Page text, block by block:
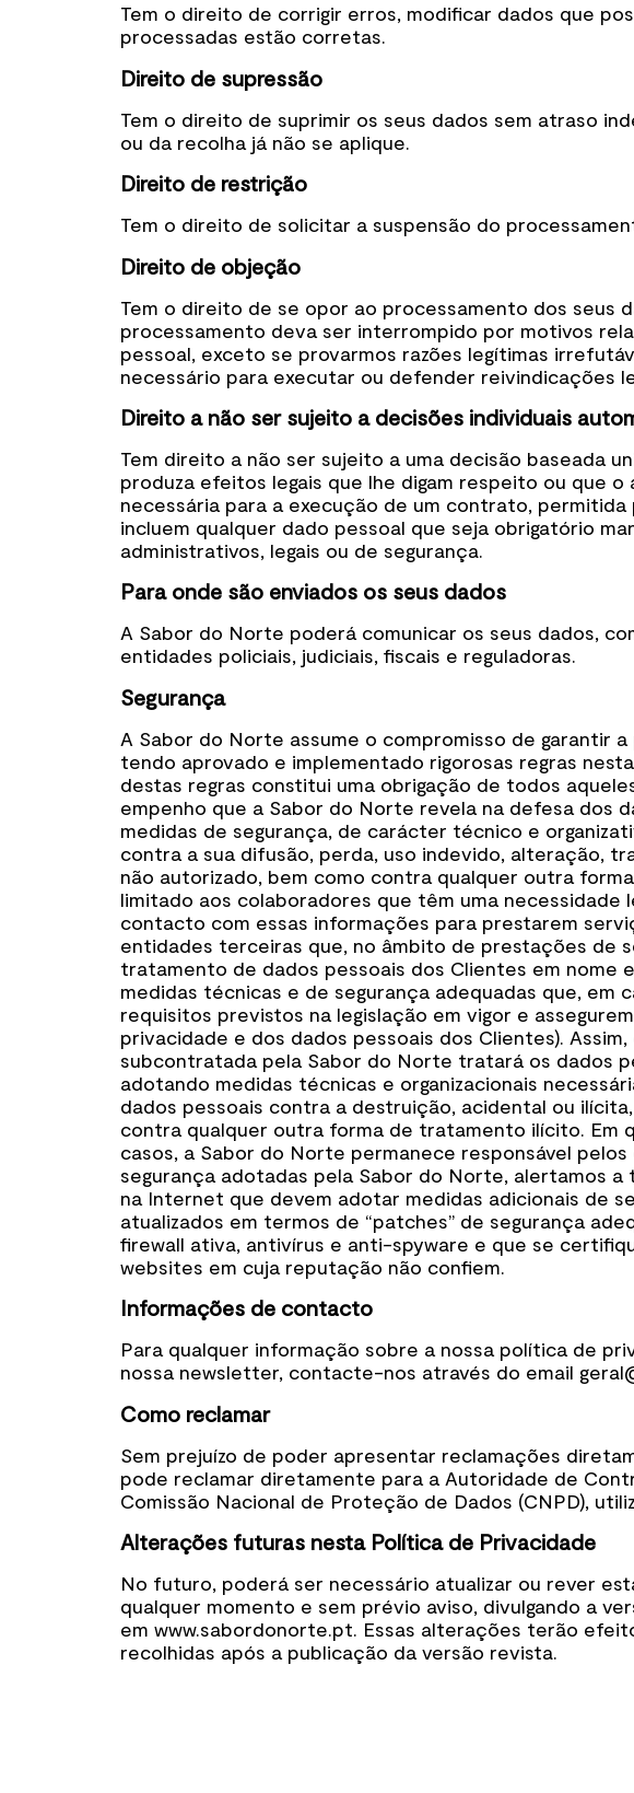
Tem o direito de corrigir erros, modificar dados que
processadas estão corretas.
Direito de supressão
Tem o direito de suprimir os seus dados sem atraso
ou da recolha já não se aplique.
Direito de restrição
Tem o direito de solicitar a suspensão do
Direito de objeção
Tem o direito de se opor ao processamento dos
processamento deva ser interrompido por motivos
pessoal, exceto se provarmos razões legítimas
necessário para executar ou defender reivindicações
Direito a não ser sujeito a decisões individuais
Tem direito a não ser sujeito a uma decisão baseada
produza efeitos legais que lhe digam respeito ou que
necessária para a execução de um contrato,
incluem qualquer dado pessoal que seja obrigatório
administrativos, legais ou de segurança.
Para onde são enviados os seus dados
A Sabor do Norte poderá comunicar os seus dados,
entidades policiais, judiciais, fiscais e reguladoras.
Segurança
A Sabor do Norte assume o compromisso de garantir
tendo aprovado e implementado rigorosas regras
destas regras constitui uma obrigação de todos
empenho que a Sabor do Norte revela na defesa dos
medidas de segurança, de carácter técnico e
contra a sua difusão, perda, uso indevido, alteração,
não autorizado, bem como contra qualquer outra
limitado aos colaboradores que têm uma necessidade
contacto com essas informações para prestarem
entidades terceiras que, no âmbito de prestações de
tratamento de dados pessoais dos Clientes em nome
medidas técnicas e de segurança adequadas que, em
requisitos previstos na legislação em vigor e
privacidade e dos dados pessoais dos Clientes).
subcontratada pela Sabor do Norte tratará os dados
adotando medidas técnicas e organizacionais
dados pessoais contra a destruição, acidental ou
contra qualquer outra forma de tratamento ilícito. Em
casos, a Sabor do Norte permanece responsável
segurança adotadas pela Sabor do Norte, alertamos a
na Internet que devem adotar medidas adicionais de
atualizados em termos de “patches” de segurança
firewall ativa, antivírus e anti-spyware e que se
websites em cuja reputação não confiem.
Informações de contacto
Para qualquer informação sobre a nossa política de
nossa newsletter, contacte-nos através do email
Como reclamar
Sem prejuízo de poder apresentar reclamações
pode reclamar diretamente para a Autoridade de
Comissão Nacional de Proteção de Dados (CNPD),
Alterações futuras nesta Política de Privacidade
No futuro, poderá ser necessário atualizar ou rever
qualquer momento e sem prévio aviso, divulgando a
em www.sabordonorte.pt. Essas alterações terão
recolhidas após a publicação da versão revista.